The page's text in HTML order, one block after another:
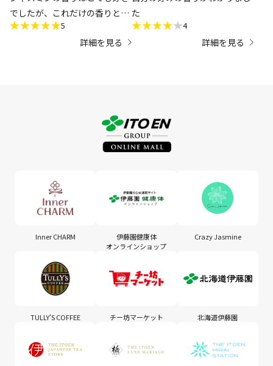
でしたが、これだけの香りとい
うのはなくて。テレビで偶然み
かけてぜひほしくなりました。
5
詳細を見る
た
4
詳細を見る
Inner CHARM
伊藤園健康体
オンラインショップ
Crazy Jasmine
TULLY'S COFFEE チー坊マーケット 北海道伊藤園